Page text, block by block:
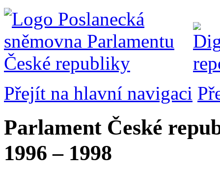
Přejít na hlavní navigaci
Parlament České
1996 – 1998